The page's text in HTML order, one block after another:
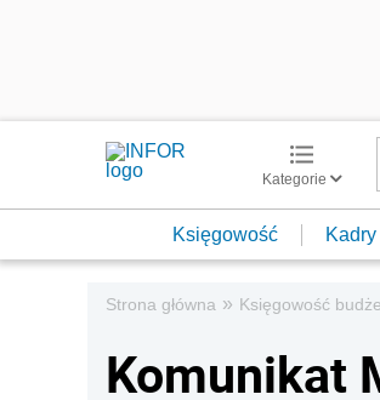
Kategorie
Księgowość Kadry
Strona główna » Księgowość
Komunikat